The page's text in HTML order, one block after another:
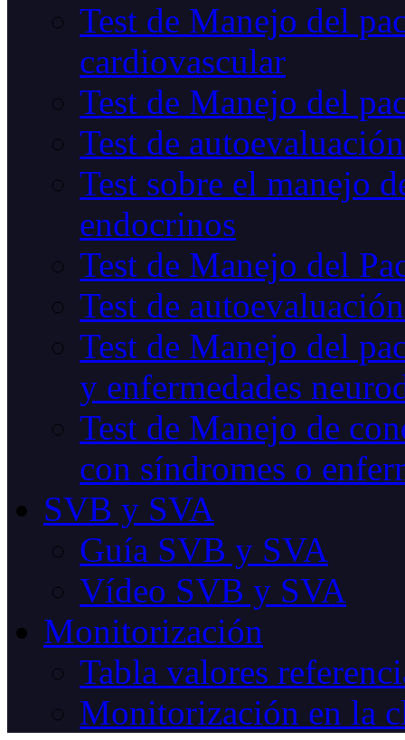
Test de Manejo del
cardiovascular
Test de Manejo del
Test de
Test sobre el manejo
endocrinos
Test de Manejo del
Test de
Test de Manejo del
y enfermedades
Test de Manejo de
con síndromes o
SVB y SVA
Guía SVB y SVA
Vídeo SVB y SVA
Monitorización
Tabla valores
Monitorización en la